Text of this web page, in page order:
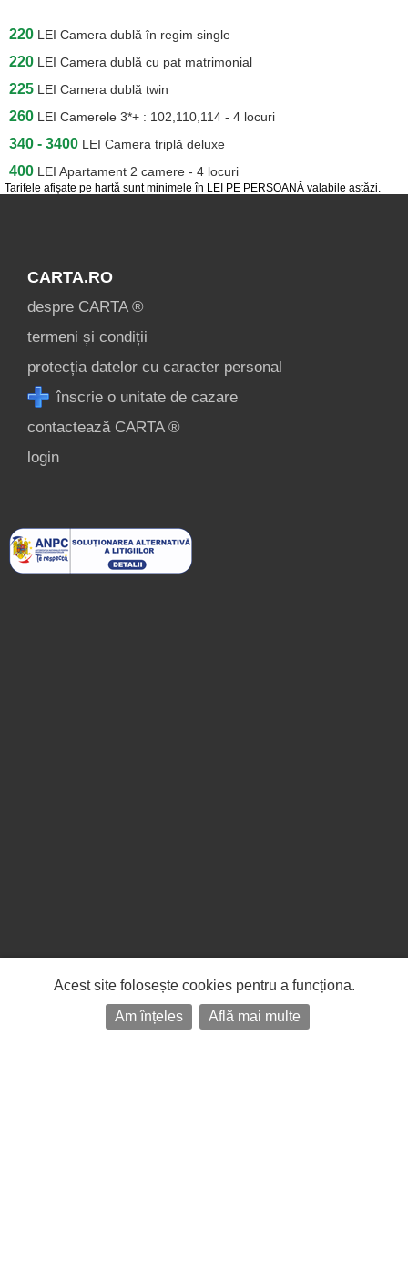
Tarifele afișate pe hartă sunt minimele în LEI PE PERSOANĂ valabile astăzi.
220 LEI Camera dublă în regim single
220 LEI Camera dublă cu pat matrimonial
225 LEI Camera dublă twin
260 LEI Camerele 3*+ : 102,110,114 - 4 locuri
340 - 3400 LEI Camera triplă deluxe
400 LEI Apartament 2 camere - 4 locuri
CARTA.RO
despre CARTA ®
termeni și condiții
protecția datelor cu caracter personal
înscrie o unitate de cazare
contactează CARTA ®
login
Acest site folosește cookies pentru a funcționa.
Am înțeles
Află mai multe